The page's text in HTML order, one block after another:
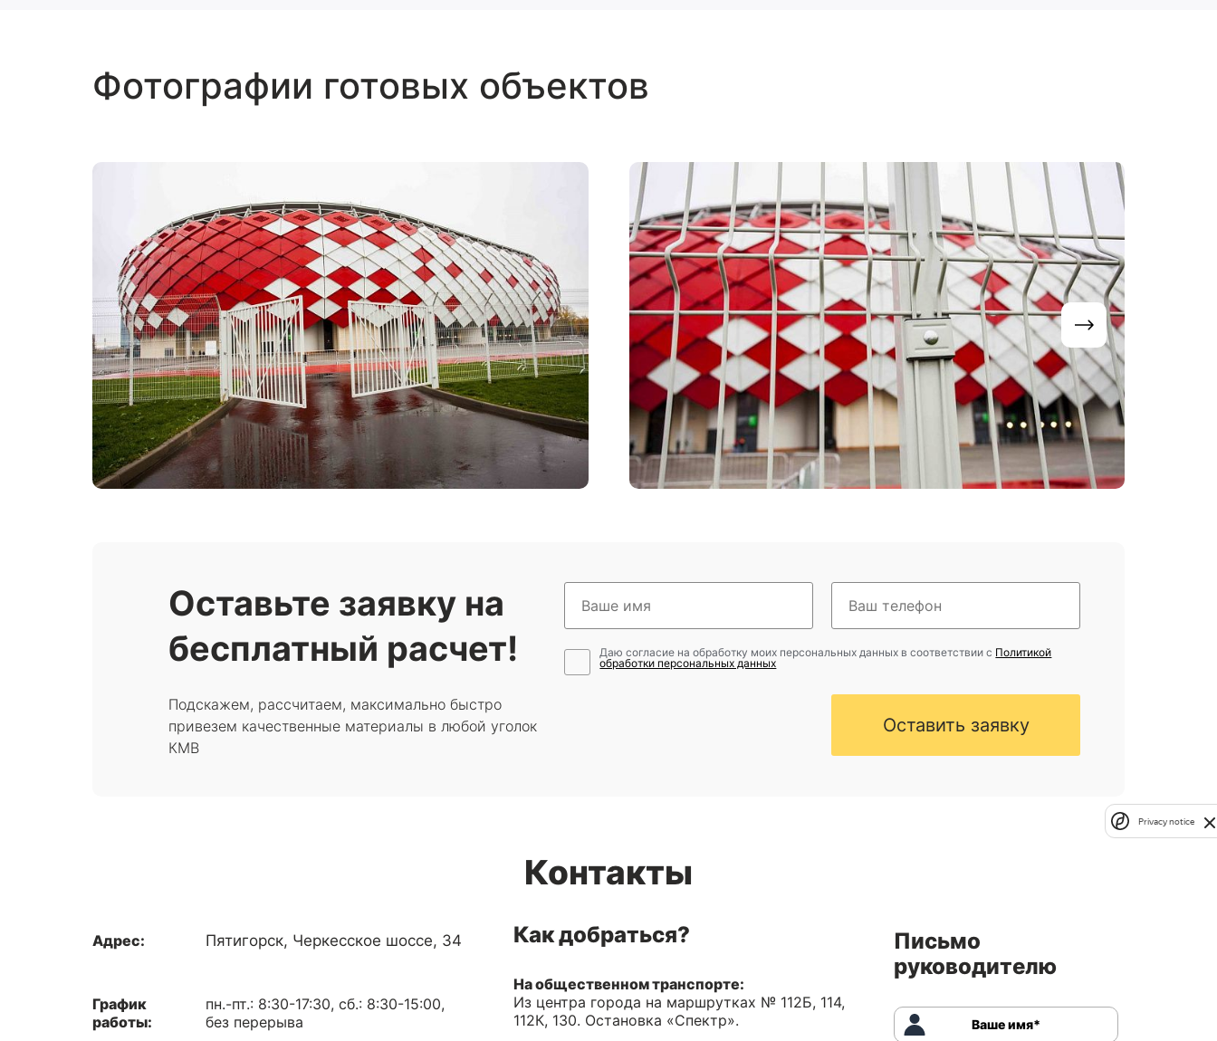
Фотографии готовых объектов
Оставьте заявку на
бесплатный расчет!
Подскажем, рассчитаем, максимально быстро
привезем качественные материалы в любой уголок
КМВ
Даю согласие на обработку моих персональных данных в соответствии с Политикой
обработки персональных данных
Оставить заявку
Контакты
Адрес: Пятигорск, Черкесское шоссе, 34
График
работы:
пн.-пт.: 8:30-17:30, сб.: 8:30-15:00,
без перерыва
Как добраться?
На общественном транспорте:
Из центра города на маршрутках № 112Б, 114,
112К, 130. Остановка «Спектр».
Письмо
руководителю
Privacy notice